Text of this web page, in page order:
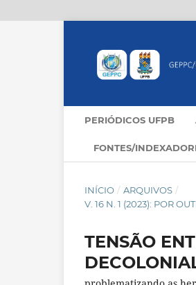
PERIÓDICOS UFPB
FONTES/
INÍCIO / ARQUIVOS /
V. 16 N. 1 (2023): POR
TENSÃO